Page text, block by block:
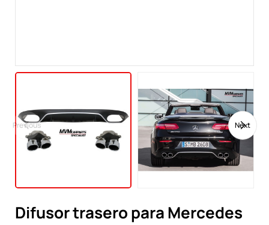
Previous Next
Difusor trasero para Mercedes